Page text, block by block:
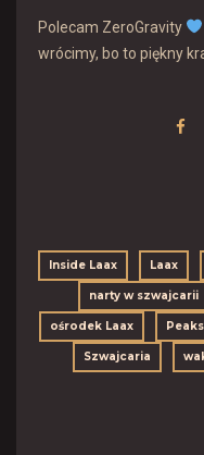
Polecam ZeroGravity
wrócimy, bo to piękny
Inside Laax Laax
narty w szwajcarii
ośrodek Laax
Szwajcaria